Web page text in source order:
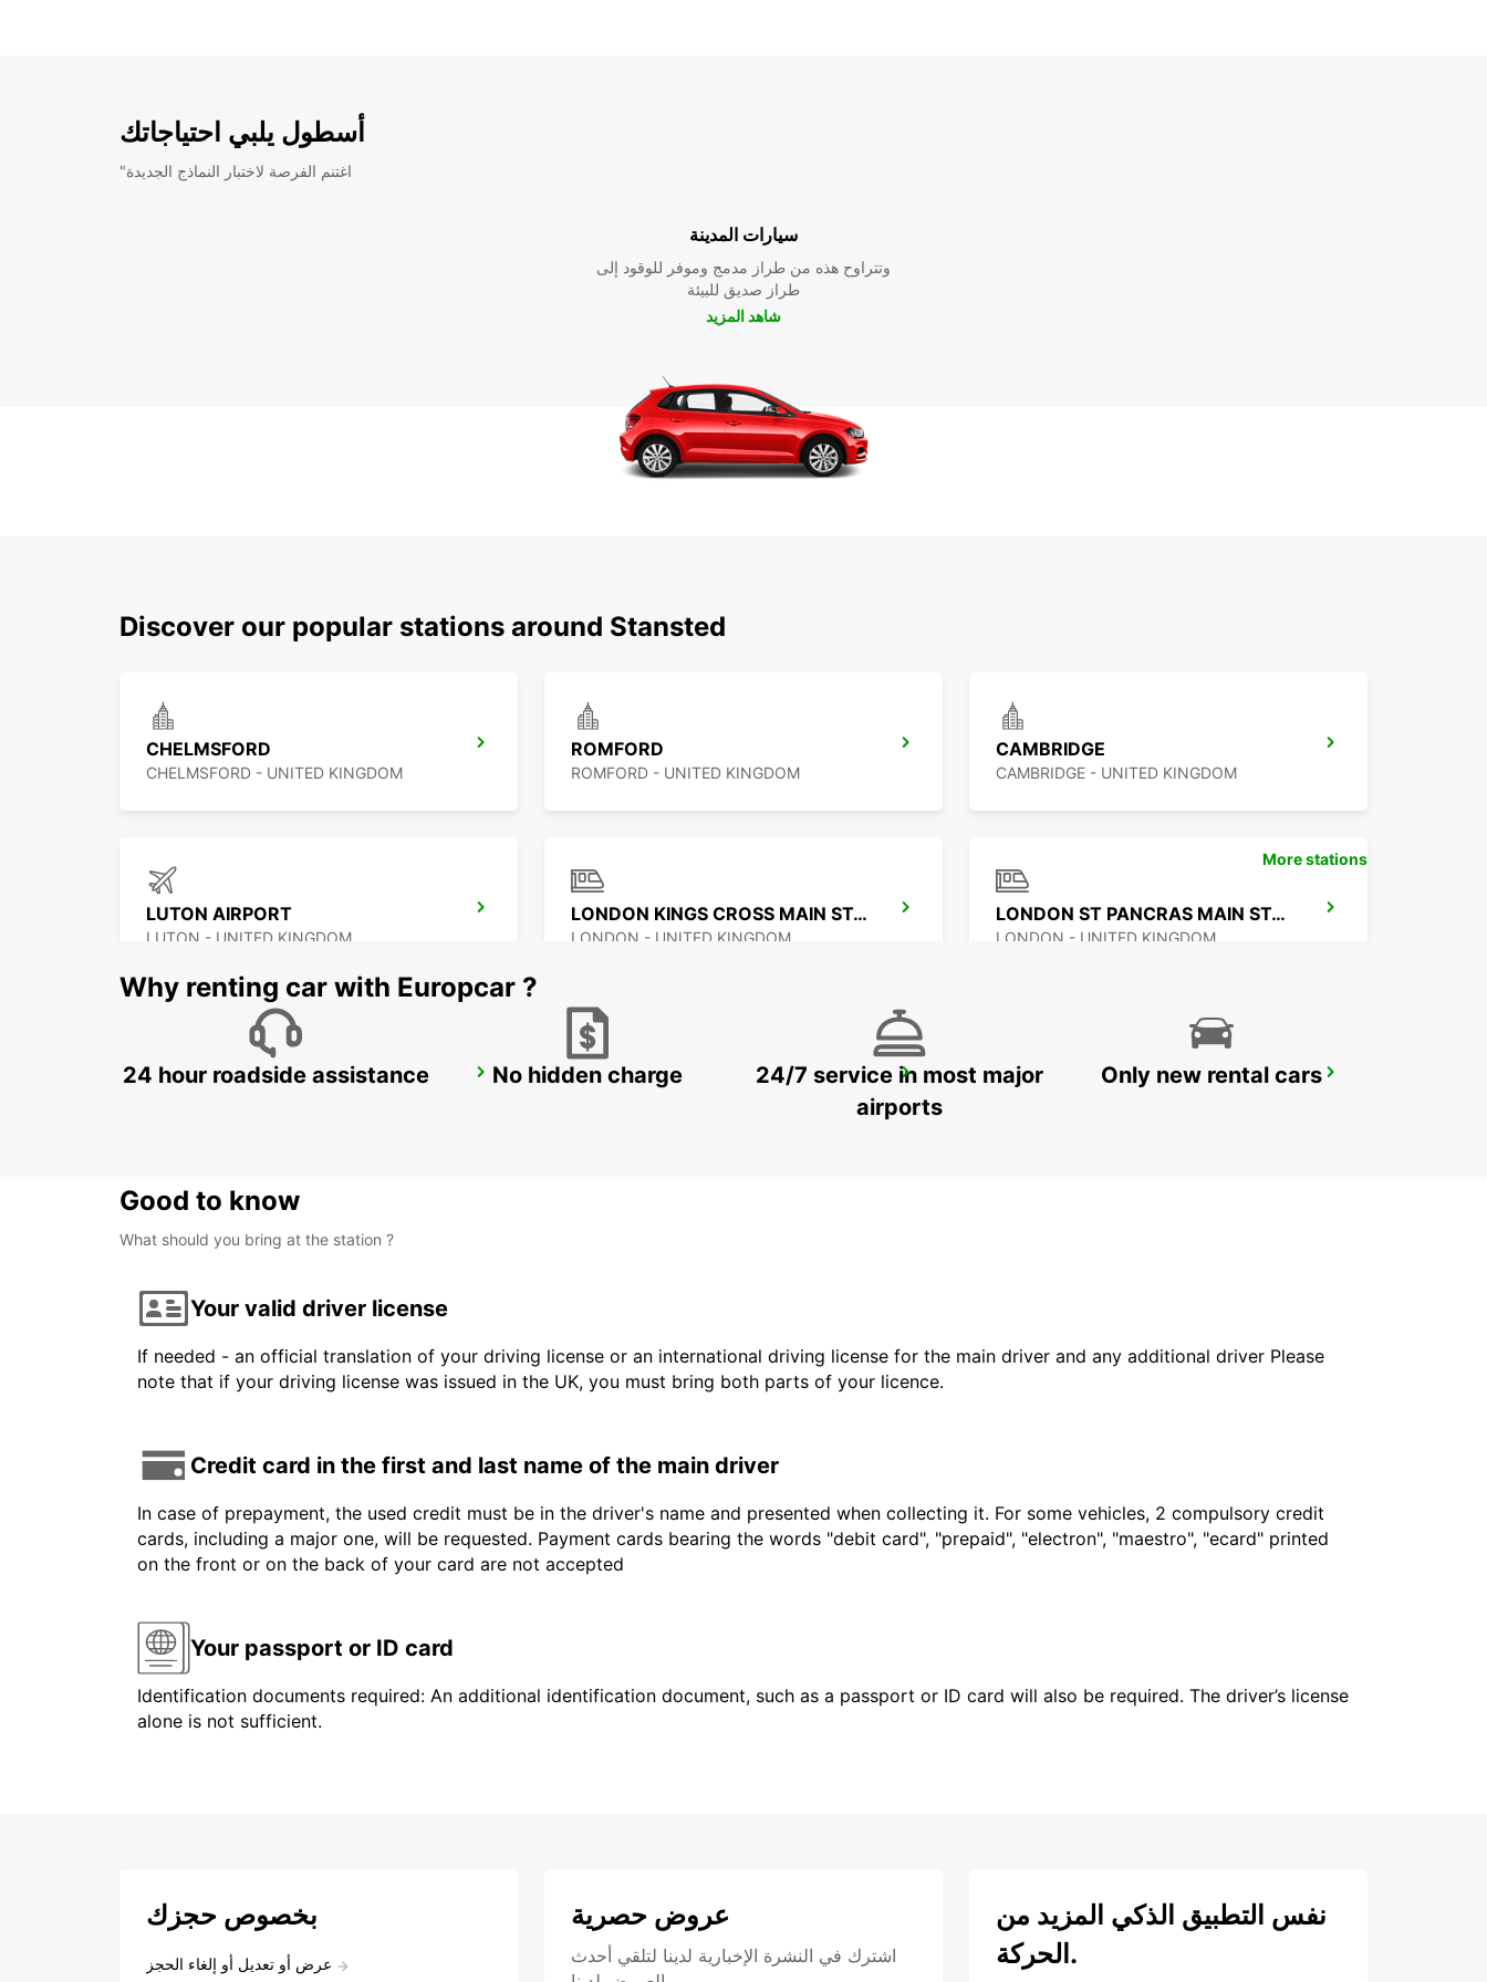
أسطول يلبي احتياجاتك
"اغتنم الفرصة لاختبار النماذج الجديدة
سيارات المدينة
وتتراوح هذه من طراز مدمج وموفر للوقود إلى
طراز صديق للبيئة
شاهد المزيد
Discover our popular stations around Stansted
CHELMSFORD
CHELMSFORD - UNITED KINGDOM
ROMFORD
ROMFORD - UNITED KINGDOM
CAMBRIDGE
CAMBRIDGE - UNITED KINGDOM
LUTON AIRPORT
LUTON - UNITED KINGDOM
LONDON KINGS CROSS MAIN STATION
LONDON - UNITED KINGDOM
LONDON ST PANCRAS MAIN STATION
LONDON - UNITED KINGDOM
DARTFORD WATFORD LONDON PARK ROYAL
More stations
Why renting car with Europcar ?
24 hour roadside assistance No hidden charge
24/7 service in most major
airports
Only new rental cars
Good to know
What should you bring at the station ?
Your valid driver license
If needed - an official translation of your driving license or an international driving license for the main driver and any additional driver Please
note that if your driving license was issued in the UK, you must bring both parts of your licence.
Credit card in the first and last name of the main driver
In case of prepayment, the used credit must be in the driver's name and presented when collecting it. For some vehicles, 2 compulsory credit
cards, including a major one, will be requested. Payment cards bearing the words "debit card", "prepaid", "electron", "maestro", "ecard" printed
on the front or on the back of your card are not accepted
Your passport or ID card
Identification documents required: An additional identification document, such as a passport or ID card will also be required. The driver’s license
alone is not sufficient.
بخصوص حجزك
عرض أو تعديل أو إلغاء الحجز
عروض حصرية
اشترك في النشرة الإخبارية لدينا لتلقي أحدث
نفس التطبيق الذكي المزيد من
الحركة.